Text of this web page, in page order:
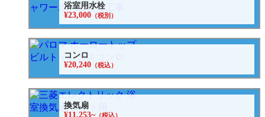
浴室用水栓
¥23,000 （税別）
コンロ
¥20,240 （税込）
換気扇
¥11,253~（税込）